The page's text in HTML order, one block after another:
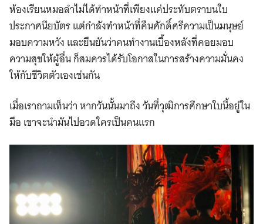
ห้องเรียนหมอลำไม่ได้ทำหน้าที่เพียงแค่ประทับตราบนใบ
ประกาศนียบัตร แต่กำลังทำหน้าที่คืนศักดิ์ศรีความเป็นมนุษย์
มอบความหวัง และยืนยันว่าคนทำงานเบื้องหลังที่คอยมอบ
ความสุขให้ผู้อื่น ก็สมควรได้รับโอกาสในการสร้างความมั่นคง
ให้กับชีวิตตัวเองเช่นกัน
เมื่อเราถามเท็นว่า หากวันนั้นมาถึง วันที่วุฒิการศึกษาใบนี้อยู่ใน
มือ เขาจะนำมันไปอวดใครเป็นคนแรก